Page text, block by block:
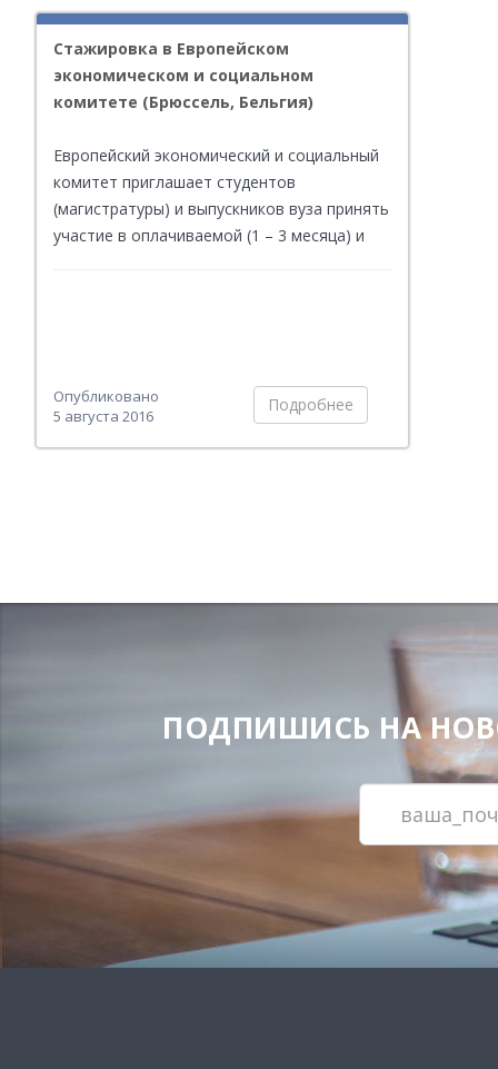
Стажировка в Европейском
экономическом и социальном
комитете (Брюссель, Бельгия)
Европейский экономический и социальный
комитет приглашает студентов
(магистратуры) и выпускников вуза принять
участие в оплачиваемой (1 – 3 месяца) и
Опубликовано
5 августа 2016
Подробнее
ПОДПИШИСЬ НА